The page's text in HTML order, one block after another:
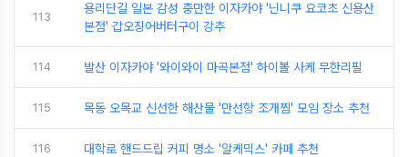
113
용리단길 일본 감성 충만한 이자카야 '닌니쿠 요코초 신용산
본점' 갑오징어버터구이 강추
114 발산 이자카야 '와이와이 마곡본점' 하이볼 사케 무한리필
115 목동 오목교 신선한 해산물 '만선항 조개찜' 모임 장소 추천
116 대학로 핸드드립 커피 명소 '알케믹스' 카페 추천